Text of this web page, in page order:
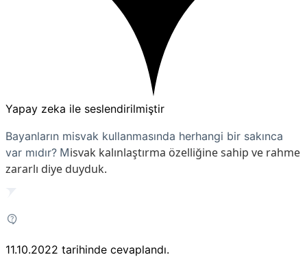
Yapay zeka ile seslendirilmiştir
Bayanların misvak kullanmasında herhangi bir sakınca
var mıdır? Misvak kalınlaştırma özelliğine sahip ve rahme
zararlı diye duyduk.
11.10.2022 tarihinde cevaplandı.